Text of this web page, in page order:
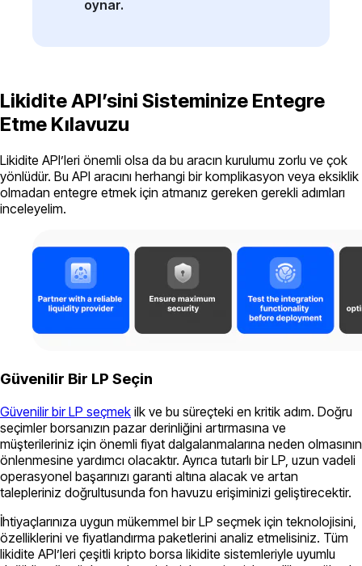
oynar.
Likidite API’sini Sisteminize Entegre
Etme Kılavuzu
Likidite API’leri önemli olsa da bu aracın kurulumu zorlu ve çok
yönlüdür. Bu API aracını herhangi bir komplikasyon veya eksiklik
olmadan entegre etmek için atmanız gereken gerekli adımları
inceleyelim.
Güvenilir Bir LP Seçin
Güvenilir bir LP seçmek ilk ve bu süreçteki en kritik adım. Doğru
seçimler borsanızın pazar derinliğini artırmasına ve
müşterileriniz için önemli fiyat dalgalanmalarına neden olmasının
önlenmesine yardımcı olacaktır. Ayrıca tutarlı bir LP, uzun vadeli
operasyonel başarınızı garanti altına alacak ve artan
talepleriniz doğrultusunda fon havuzu erişiminizi geliştirecektir.
İhtiyaçlarınıza uygun mükemmel bir LP seçmek için teknolojisini,
özelliklerini ve fiyatlandırma paketlerini analiz etmelisiniz. Tüm
likidite API’leri çeşitli kripto borsa likidite sistemleriyle uyumlu